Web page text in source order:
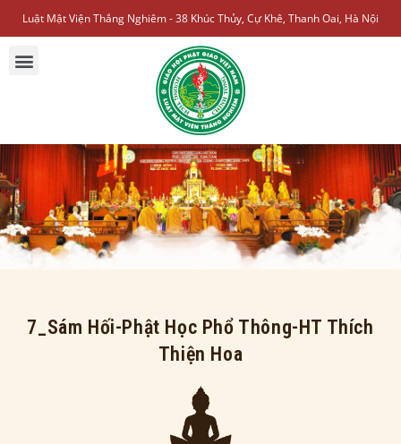
Luật Mật Viện Thắng Nghiêm - 38 Khúc Thủy, Cự Khê, Thanh Oai, Hà Nội
7_Sám Hối-Phật Học Phổ Thông-HT Thích
Thiện Hoa